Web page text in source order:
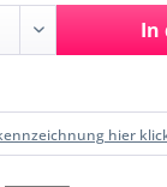
In
hier